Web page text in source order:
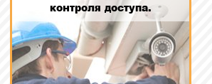
контроля доступа.